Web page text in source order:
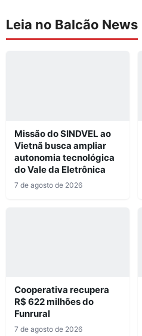
Leia no Balcão News
Missão do SINDVEL ao
Vietnã busca ampliar
autonomia tecnológica
do Vale da Eletrônica
7 de agosto de 2026
Cooperativa recupera
R$ 622 milhões do
Funrural
7 de agosto de 2026